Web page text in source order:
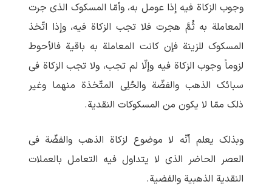
وجوب الزکاة فیه إذا عومل به، وأمّا المسکوک الذی جرت
المعاملة به ثُمَّ هجرت فلا تجب الزکاة فیه، وإذا اتّخذ
المسکوک للزینة فإن کانت المعاملة به باقیة فالأحوط
لزوماً وجوب الزکاة فیه وإلّا لم ‏تجب، ولا تجب الزکاة فی
سبائک الذهب والفضّة والحُلِی المتّخذة منهما وغیر
ذلک ممّا لا یکون من المسکوکات النقدیة.
وبذلک یعلم أنّه لا موضوع لزکاة الذهب والفضّة فی
العصر الحاضر الذی لا یتداول فیه التعامل بالعملات
النقدیة الذهبیة والفضیة.